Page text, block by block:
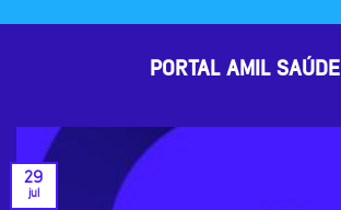
PORTAL AMIL SAÚDE
29
jul